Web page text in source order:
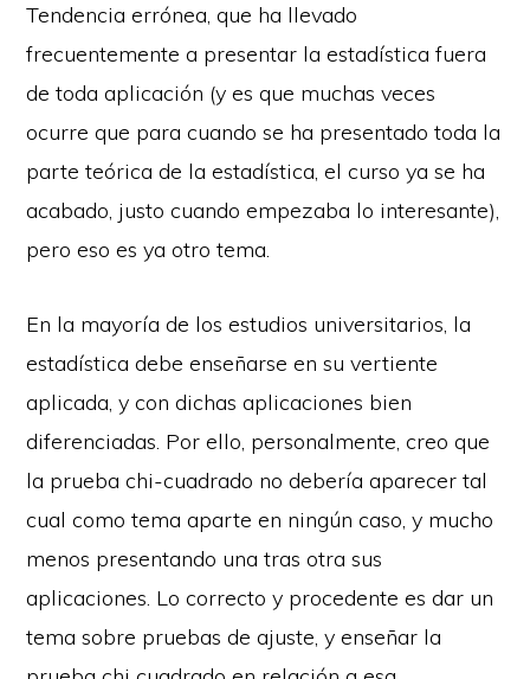
Tendencia errónea, que ha llevado
frecuentemente a presentar la estadística fuera
de toda aplicación (y es que muchas veces
ocurre que para cuando se ha presentado toda la
parte teórica de la estadística, el curso ya se ha
acabado, justo cuando empezaba lo interesante),
pero eso es ya otro tema.
En la mayoría de los estudios universitarios, la
estadística debe enseñarse en su vertiente
aplicada, y con dichas aplicaciones bien
diferenciadas. Por ello, personalmente, creo que
la prueba chi-cuadrado no debería aparecer tal
cual como tema aparte en ningún caso, y mucho
menos presentando una tras otra sus
aplicaciones. Lo correcto y procedente es dar un
tema sobre pruebas de ajuste, y enseñar la